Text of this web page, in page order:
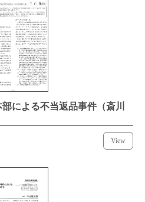
による不当返品事件（斎川
View